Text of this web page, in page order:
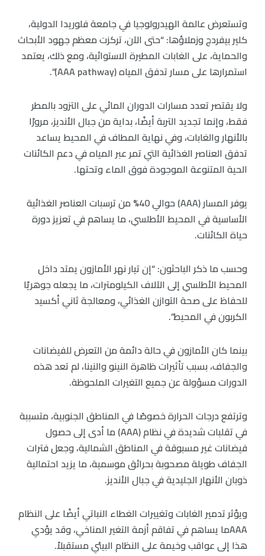
وتستعرض عالمة الهيدرولوجيا في جامعة فلوريدا الدولية،
كلير بيفردج وزملاؤها: “حتى الآن، تركزت معظم جهود الأبحاث
والحماية، على الغابات المطيرة الاستوائية، ومع ذلك، يعتمد
استمرارها على مسار تدفق المياه (AAA pathway)”.
ولا يقتصر تعدد مسارات الدوران المائي على التزود بالمطر
فقط، وإنما تجديد التربة أيضًا، بداية من جبال الأنديز، مرورًا
بالأنهار والغابات، وفي نهاية المطاف في المحيط يساعد
تدفق العناصر الغذائية التي تمر عبر المياه في دعم الكائنات
الحية المتنوعة الموجودة فوق الماء وتحتها.
يوفر المسار (AAA) حوالي 40% من ترسبات العناصر الغذائية
الأساسية في المحيط الأطلسي، ما يساهم في تعزيز دورة
حياة الكائنات.
وحسب ما ذكر الباحثون: “إن تيار نهر الأمازون يمتد داخل
المحيط الأطلسي إلى الآلاف الكيلومترات، ما يجعله جوهريًا
للحفاظ على صحة التوازن الغذائي، ومعالجة ثاني أكسيد
الكربون في المحيط”.
بينما كان الأمازون في حالة دائمة من التعرض للفيضانات
والجفاف، بسبب تأثيرات ظاهرة النينو والنينا، لم تعد هذه
الدورات مسؤولة عن جميع التغيرات الملحوظة.
وترتفع درجات الحرارة خصوصًا في المناطق الجنوبية، متسببة
في تقلبات شديدة في نظام (AAA) ما أدى إلى حصول
فيضانات غير مسبوقة في المناطق الشمالية، وجعل فترات
الجفاف طويلة مصحوبة بحرائق موسمية، ما يزيد احتمالية
ذوبان الأنهار الجليدية في جبال الأنديز.
ويؤثر تدمير الغابات وتغييرات الغطاء النباتي أيضًا على النظام
AAAما يساهم في تفاقم أزمة التغير المناخي، وقد يؤدي
هذا إلى عواقب وخيمة على النظام البيئي مستقبلاً.